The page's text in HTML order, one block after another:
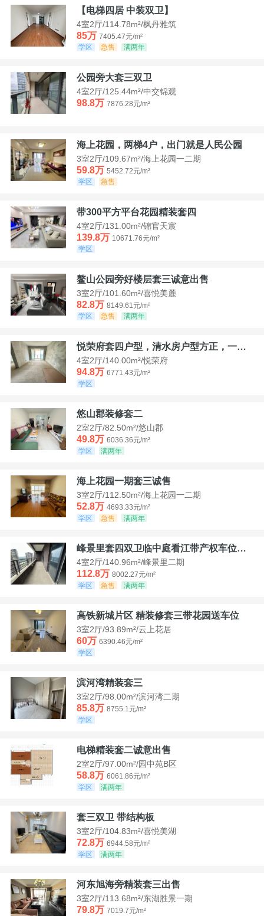
【电梯四居 中装双卫】
4室2厅/114.78m²/枫丹雅筑
85万 7405.47元/m²
学区
急售 满两年
公园旁大套三双卫
4室2厅/125.44m²/中交锦观
98.8万 7876.28元/m²
海上花园，两梯4户，出门就是人民公园
3室2厅/109.67m²/海上花园一二期
59.8万 5452.72元/m²
学区
急售
带300平方平台花园精装套四
4室2厅/131.00m²/锦官天宸
139.8万 10671.76元/m²
学区
鳌山公园旁好楼层套三诚意出售
3室2厅/101.60m²/喜悦美麓
82.8万 8149.61元/m²
学区
急售 满两年
悦荣府套四户型，清水房户型方正，一口价94，8
4室2厅/140.00m²/悦荣府
94.8万 6771.43元/m²
学区
悠山郡装修套二
2室2厅/82.50m²/悠山郡
49.8万 6036.36元/m²
学区
满两年
海上花园一期套三诚售
3室2厅/112.50m²/海上花园一二期
52.8万 4693.33元/m²
学区
急售 满两年
峰景里套四双卫临中庭看江带产权车位诚售
4室2厅/140.96m²/峰景里二期
112.8万 8002.27元/m²
学区
急售 满两年
高铁新城片区 精装修套三带花园送车位
3室2厅/93.89m²/云上花居
60万 6390.46元/m²
学区
滨河湾精装套三
3室2厅/98.00m²/滨河湾二期
85.8万 8755.1元/m²
学区
电梯精装套二诚意出售
2室2厅/97.00m²/园中苑B区
58.8万 6061.86元/m²
学区
满两年
套三双卫 带结构板
3室2厅/104.83m²/喜悦美湖
72.8万 6944.58元/m²
学区
满两年
河东旭海旁精装套三出售
3室2厅/113.68m²/东湖胜景一期
79.8万 7019.7元/m²